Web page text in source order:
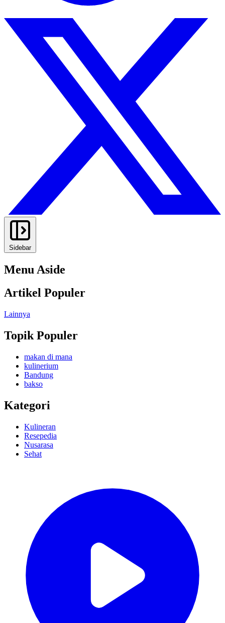
Sidebar
Menu Aside
Artikel Populer
Lainnya
Topik Populer
makan di mana
kulinerium
Bandung
bakso
Kategori
Kulineran
Resepedia
Nusarasa
Sehat